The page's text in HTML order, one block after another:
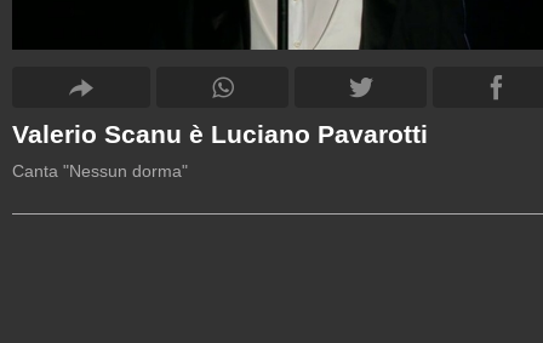
Valerio Scanu è Luciano Pavarotti
Canta "Nessun dorma"